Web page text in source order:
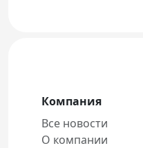
Компания
Все новости
О компании